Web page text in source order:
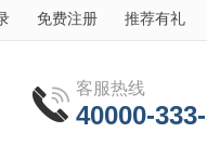
免费注册 推荐有礼
客服热线
40000-